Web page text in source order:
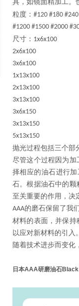
具，如镜面精加工。
粒度： #120 #180
#1200 #1500 #2000
尺寸： 1x6x100
2x6x100
3x6x100
1x13x100
2x13x100
3x13x100
3x6x150
3x13x150
5x13x150
抛光过程包括三个部
尽管这个过程因为
择相应的油石进行
石。根据油石中的颗
至关重要的作用，决
AAA的磨石保留了我
材料的表面，并保持
以应对新材料的引入
随着技术进步而变化
日本AAA研磨油石